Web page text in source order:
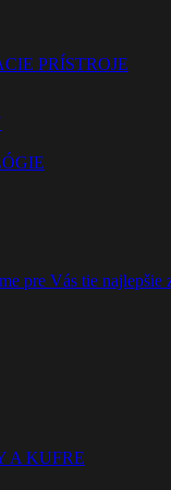
PRÍSTROJE
pre Vás tie
A KUFRE